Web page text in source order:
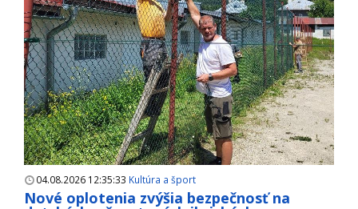
04.08.2026 12:35:33 Kultúra a šport
Nové oplotenia zvýšia bezpečnosť na